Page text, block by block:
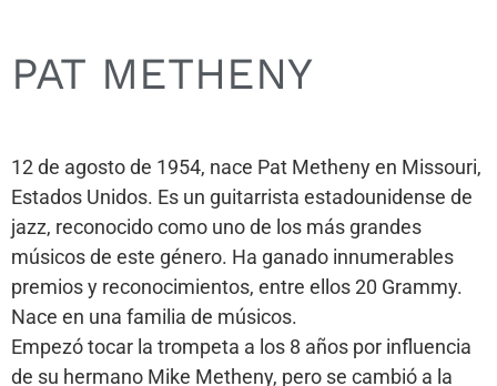
PAT METHENY
12 de agosto de 1954, nace Pat Metheny en Missouri,
Estados Unidos. Es un guitarrista estadounidense de
jazz, reconocido como uno de los más grandes
músicos de este género. Ha ganado innumerables
premios y reconocimientos, entre ellos 20 Grammy.
Nace en una familia de músicos.
Empezó tocar la trompeta a los 8 años por influencia
de su hermano Mike Metheny, pero se cambió a la